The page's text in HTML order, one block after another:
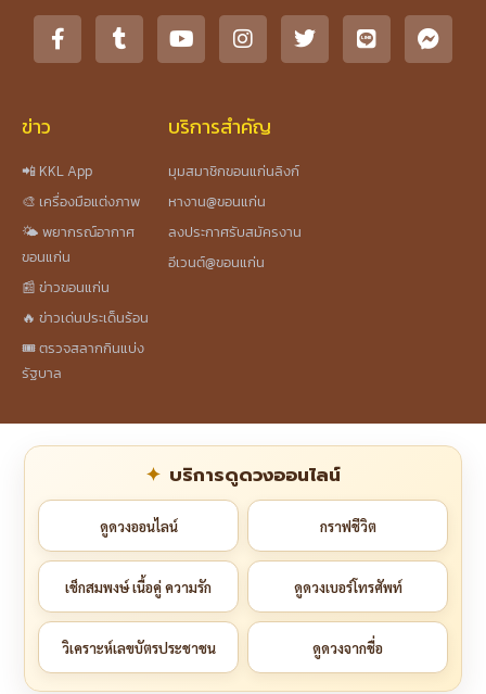
ข่าว
📲 KKL App
🎨 เครื่องมือแต่งภาพ
🌤️ พยากรณ์อากาศ
ขอนแก่น
📰 ข่าวขอนแก่น
🔥 ข่าวเด่นประเด็นร้อน
🎟️ ตรวจสลากกินแบ่ง
รัฐบาล
บริการสำคัญ
มุมสมาชิกขอนแก่นลิงก์
หางาน@ขอนแก่น
ลงประกาศรับสมัครงาน
อีเวนต์@ขอนแก่น
บริการดูดวงออนไลน์
ดูดวงออนไลน์ กราฟชีวิต
เช็กสมพงษ์ เนื้อคู่ ความรัก ดูดวงเบอร์โทรศัพท์
วิเคราะห์เลขบัตรประชาชน ดูดวงจากชื่อ